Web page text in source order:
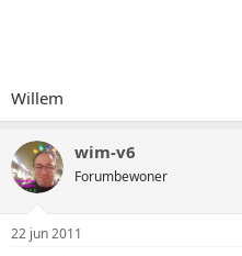
Willem
wim-v6
Forumbewoner
22 jun 2011